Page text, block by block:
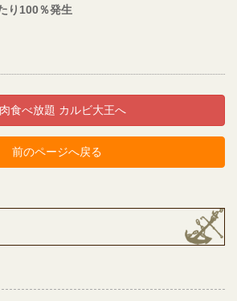
り100％発生
食べ放題 カルビ大王へ
前のページへ戻る